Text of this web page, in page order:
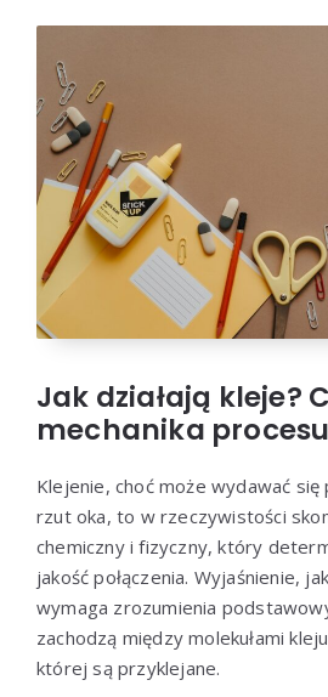
Jak działają kleje?
mechanika
Klejenie, choć może wydawać
rzut oka, to w rzeczywistości
chemiczny i fizyczny, który
jakość połączenia. Wyjaśnienie,
wymaga zrozumienia
zachodzą między molekułami
której są przyklejane.